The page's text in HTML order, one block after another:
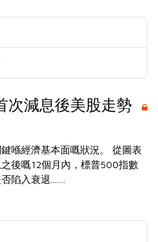
次減息後美股走勢
喺經濟基本面嘅狀況。 從圖表
後嘅12個月內，標普500指數
陷入衰退.......